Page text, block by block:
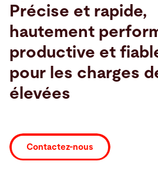
Entreprise
Recherche
Précise et rapide,
hautement
productive et
pour les charges
élevées
Contactez-nous